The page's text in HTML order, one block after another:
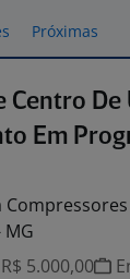
Próximas
Centro De
Em
Compressores
5.000,00